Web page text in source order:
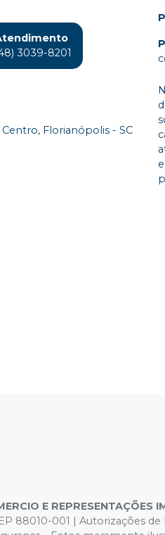
3039-8201
Florianópolis - SC
E REPRESENTAÇÕES
88010-001 | Autorizações